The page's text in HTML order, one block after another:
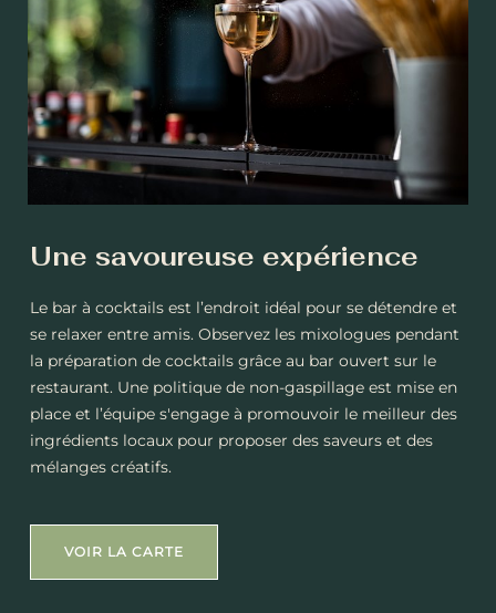
Une savoureuse expérience
Le bar à cocktails est l’endroit idéal pour se détendre et
se relaxer entre amis. Observez les mixologues pendant
la préparation de cocktails grâce au bar ouvert sur le
restaurant. Une politique de non-gaspillage est mise en
place et l’équipe s'engage à promouvoir le meilleur des
ingrédients locaux pour proposer des saveurs et des
mélanges créatifs.
VOIR LA CARTE